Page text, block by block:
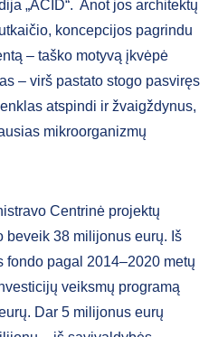
„ACID“. Anot jos architektų
koncepcijos pagrindu
– taško motyvą įkvėpė
– virš pastato stogo pasviręs
atspindi ir žvaigždynus,
mikroorganizmų
Centrinė projektų
beveik 38 milijonus eurų. Iš
fondo pagal 2014–2020 metų
veiksmų programą
Dar 5 milijonus eurų